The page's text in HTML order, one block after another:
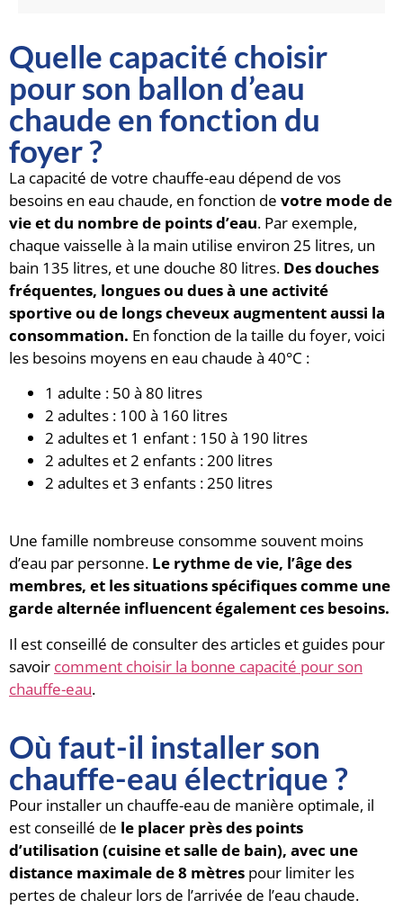
Quelle capacité choisir
pour son ballon d’eau
chaude en fonction du
foyer ?
La capacité de votre chauffe-eau dépend de vos
besoins en eau chaude, en fonction de votre mode de
vie et du nombre de points d’eau. Par exemple,
chaque vaisselle à la main utilise environ 25 litres, un
bain 135 litres, et une douche 80 litres. Des douches
fréquentes, longues ou dues à une activité
sportive ou de longs cheveux augmentent aussi la
consommation. En fonction de la taille du foyer, voici
les besoins moyens en eau chaude à 40°C :
1 adulte : 50 à 80 litres
2 adultes : 100 à 160 litres
2 adultes et 1 enfant : 150 à 190 litres
2 adultes et 2 enfants : 200 litres
2 adultes et 3 enfants : 250 litres
Une famille nombreuse consomme souvent moins
d’eau par personne. Le rythme de vie, l’âge des
membres, et les situations spécifiques comme une
garde alternée influencent également ces besoins.
Il est conseillé de consulter des articles et guides pour
savoir comment choisir la bonne capacité pour son
chauffe-eau.
Où faut-il installer son
chauffe-eau électrique ?
Pour installer un chauffe-eau de manière optimale, il
est conseillé de le placer près des points
d’utilisation (cuisine et salle de bain), avec une
distance maximale de 8 mètres pour limiter les
pertes de chaleur lors de l’arrivée de l’eau chaude.